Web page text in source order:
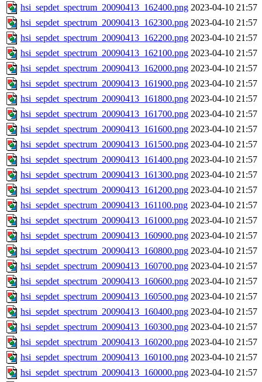
hsi_sepdet_spectrum_20090413_162400.png 2023-04-10 21:57
hsi_sepdet_spectrum_20090413_162300.png 2023-04-10 21:57
hsi_sepdet_spectrum_20090413_162200.png 2023-04-10 21:57
hsi_sepdet_spectrum_20090413_162100.png 2023-04-10 21:57
hsi_sepdet_spectrum_20090413_162000.png 2023-04-10 21:57
hsi_sepdet_spectrum_20090413_161900.png 2023-04-10 21:57
hsi_sepdet_spectrum_20090413_161800.png 2023-04-10 21:57
hsi_sepdet_spectrum_20090413_161700.png 2023-04-10 21:57
hsi_sepdet_spectrum_20090413_161600.png 2023-04-10 21:57
hsi_sepdet_spectrum_20090413_161500.png 2023-04-10 21:57
hsi_sepdet_spectrum_20090413_161400.png 2023-04-10 21:57
hsi_sepdet_spectrum_20090413_161300.png 2023-04-10 21:57
hsi_sepdet_spectrum_20090413_161200.png 2023-04-10 21:57
hsi_sepdet_spectrum_20090413_161100.png 2023-04-10 21:57
hsi_sepdet_spectrum_20090413_161000.png 2023-04-10 21:57
hsi_sepdet_spectrum_20090413_160900.png 2023-04-10 21:57
hsi_sepdet_spectrum_20090413_160800.png 2023-04-10 21:57
hsi_sepdet_spectrum_20090413_160700.png 2023-04-10 21:57
hsi_sepdet_spectrum_20090413_160600.png 2023-04-10 21:57
hsi_sepdet_spectrum_20090413_160500.png 2023-04-10 21:57
hsi_sepdet_spectrum_20090413_160400.png 2023-04-10 21:57
hsi_sepdet_spectrum_20090413_160300.png 2023-04-10 21:57
hsi_sepdet_spectrum_20090413_160200.png 2023-04-10 21:57
hsi_sepdet_spectrum_20090413_160100.png 2023-04-10 21:57
hsi_sepdet_spectrum_20090413_160000.png 2023-04-10 21:57